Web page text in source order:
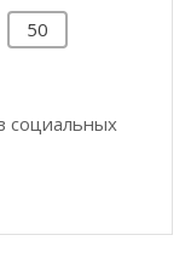
50
социальных